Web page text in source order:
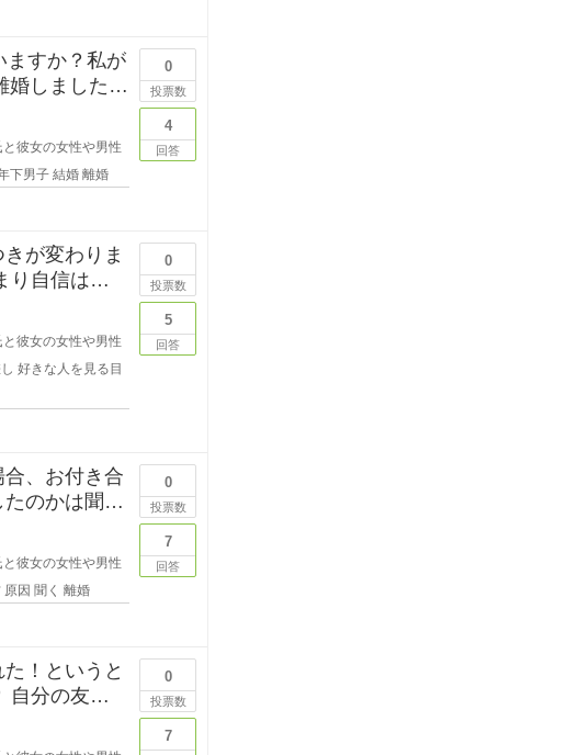
ますか？私が
婚しました
彼女の女性や男性
下男子 結婚 離婚
0
投票数
4
回答
が変わりま
自信はな
彼女の女性や男性
好きな人を見る目
0
投票数
5
回答
、お付き合
のかは聞き
彼女の女性や男性
原因 聞く 離婚
0
投票数
7
回答
！というと
0
投票数
7